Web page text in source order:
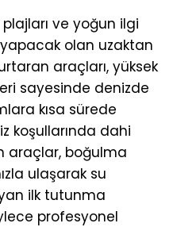
plajları ve yoğun ilgi
olan uzaktan
araçları, yüksek
sayesinde denizde
kısa sürede
koşullarında dahi
araçlar, boğulma
ulaşarak su
ilk tutunma
profesyonel